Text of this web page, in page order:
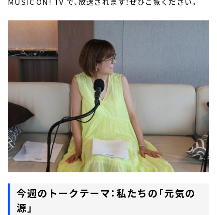
今週のトークテーマ：私たちの「元気の
源」